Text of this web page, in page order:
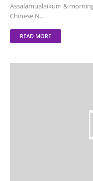
Assalamualaikum &
Chinese N…
READ MORE